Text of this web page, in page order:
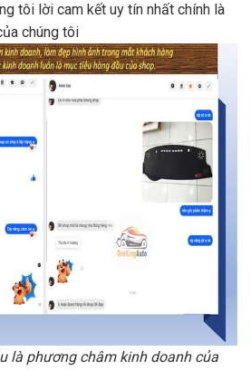
tôi lời cam kết uy tín nhất chính là
chúng tôi
là phương châm kinh doanh của